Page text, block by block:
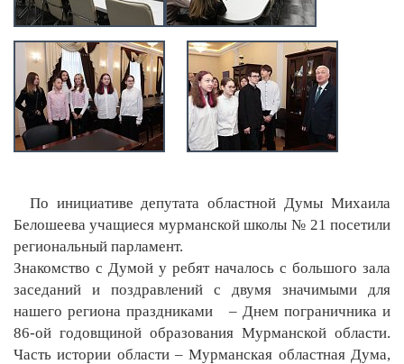
По инициативе депутата областной Думы Михаила
Белошеева учащиеся мурманской школы № 21 посетили
региональный парламент.
Знакомство с Думой у ребят началось с большого зала
заседаний и поздравлений с двумя значимыми для
нашего региона праздниками – Днем пограничника и
86-ой годовщиной образования Мурманской области.
Часть истории области – Мурманская областная Дума,